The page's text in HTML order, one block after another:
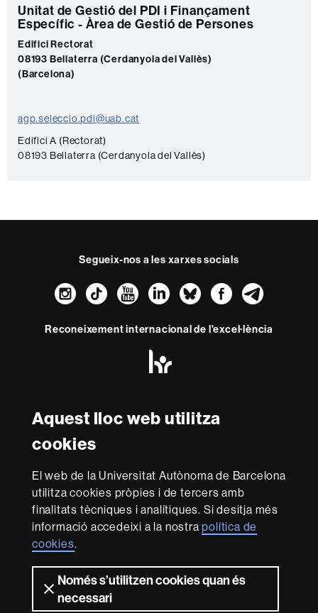
Aquest lloc web utilitza
cookies
El web de la Universitat Autònoma de Barcelona
utilitza cookies pròpies i de tercers amb
finalitats tècniques i analítiques. Si desitja més
informació accedeixi a la nostrapolítica de
cookies.
Només s’utilitzen cookies quan és
necessari
C
o
n
t
c
t
e
Unitat de Gestió del PDI i Finançament
Específic - Àrea de Gestió de Persones
Edifici Rectorat
08193 Bellaterra (Cerdanyola del Vallès)
(Barcelona)
agp.seleccio.pdi@uab.cat
Edifici A (Rectorat)
08193 Bellaterra (Cerdanyola del Vallès)
Segueix-nos a les xarxes socials
Instagram
TikTokYouTube
LinkedIn
Bluesky
Reconeixement internacional de l'excel·lència
-
Euraxess
Amb el finançament de
Sobre
aquest
web
Avís legal Protecció de dades Sobre el
web
Accessibilitat web Mapa del web UAB
docència de qualitat i excel·lència, diversificada,
multidisciplinària i flexible, ajustada a les necessitats de
la societat i adaptada als nous models de l'Europa del